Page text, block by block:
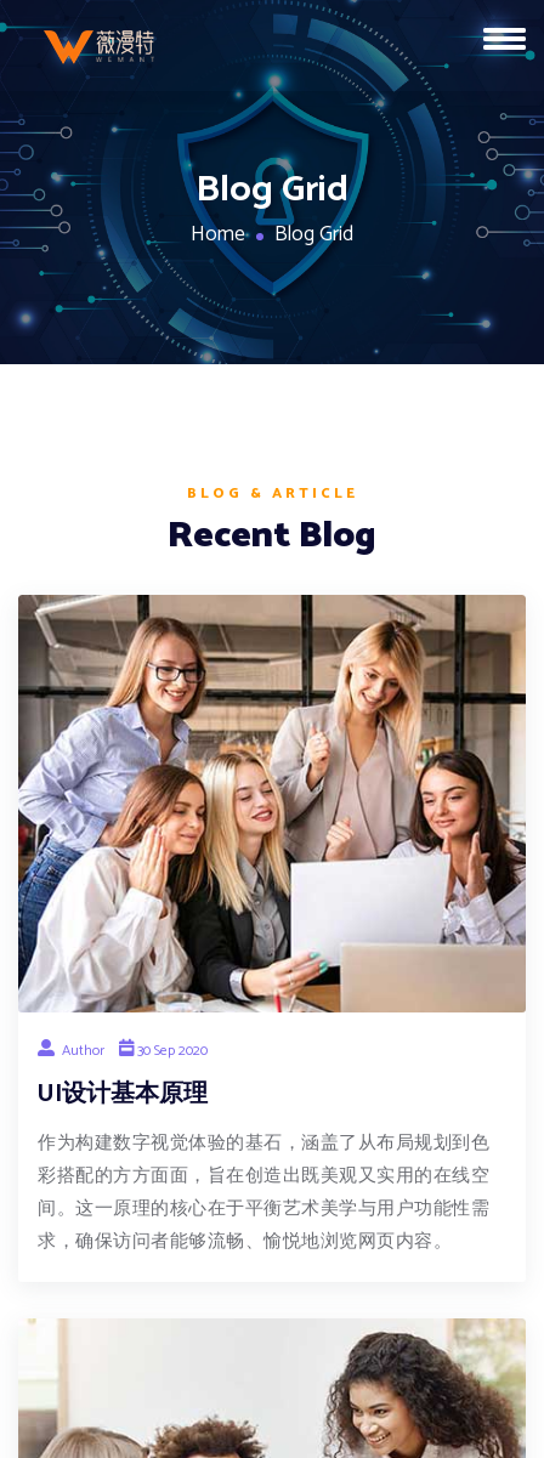
Blog Grid
Home Blog Grid
BLOG & ARTICLE
Recent Blog
Author 30 Sep 2020
UI设计基本原理
作为构建数字视觉体验的基石，涵盖了从布局规划到色
彩搭配的方方面面，旨在创造出既美观又实用的在线空
间。这一原理的核心在于平衡艺术美学与用户功能性需
求，确保访问者能够流畅、愉悦地浏览网页内容。